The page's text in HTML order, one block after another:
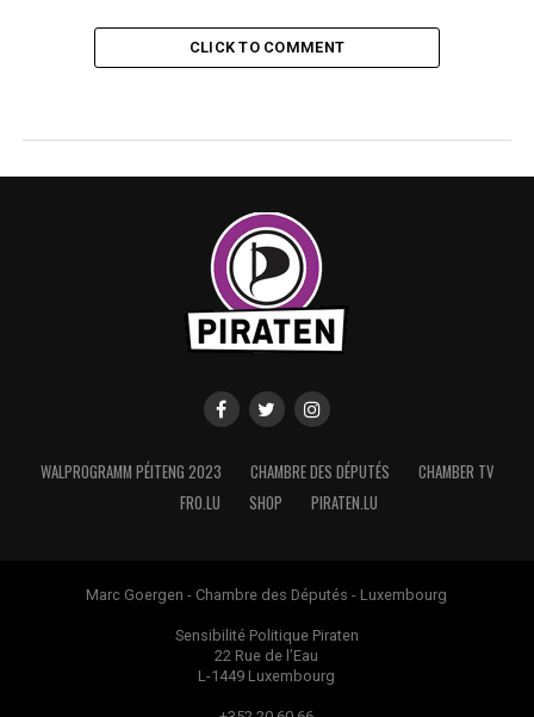
CLICK TO COMMENT
WALPROGRAMM PÉITENG 2023 CHAMBRE DES DÉPUTÉS
CHAMBER TV
FRO.LU
SHOP PIRATEN.LU
Marc Goergen - Chambre des Députés - Luxembourg
Sensibilité Politique Piraten
22 Rue de l’Eau
L-1449 Luxembourg